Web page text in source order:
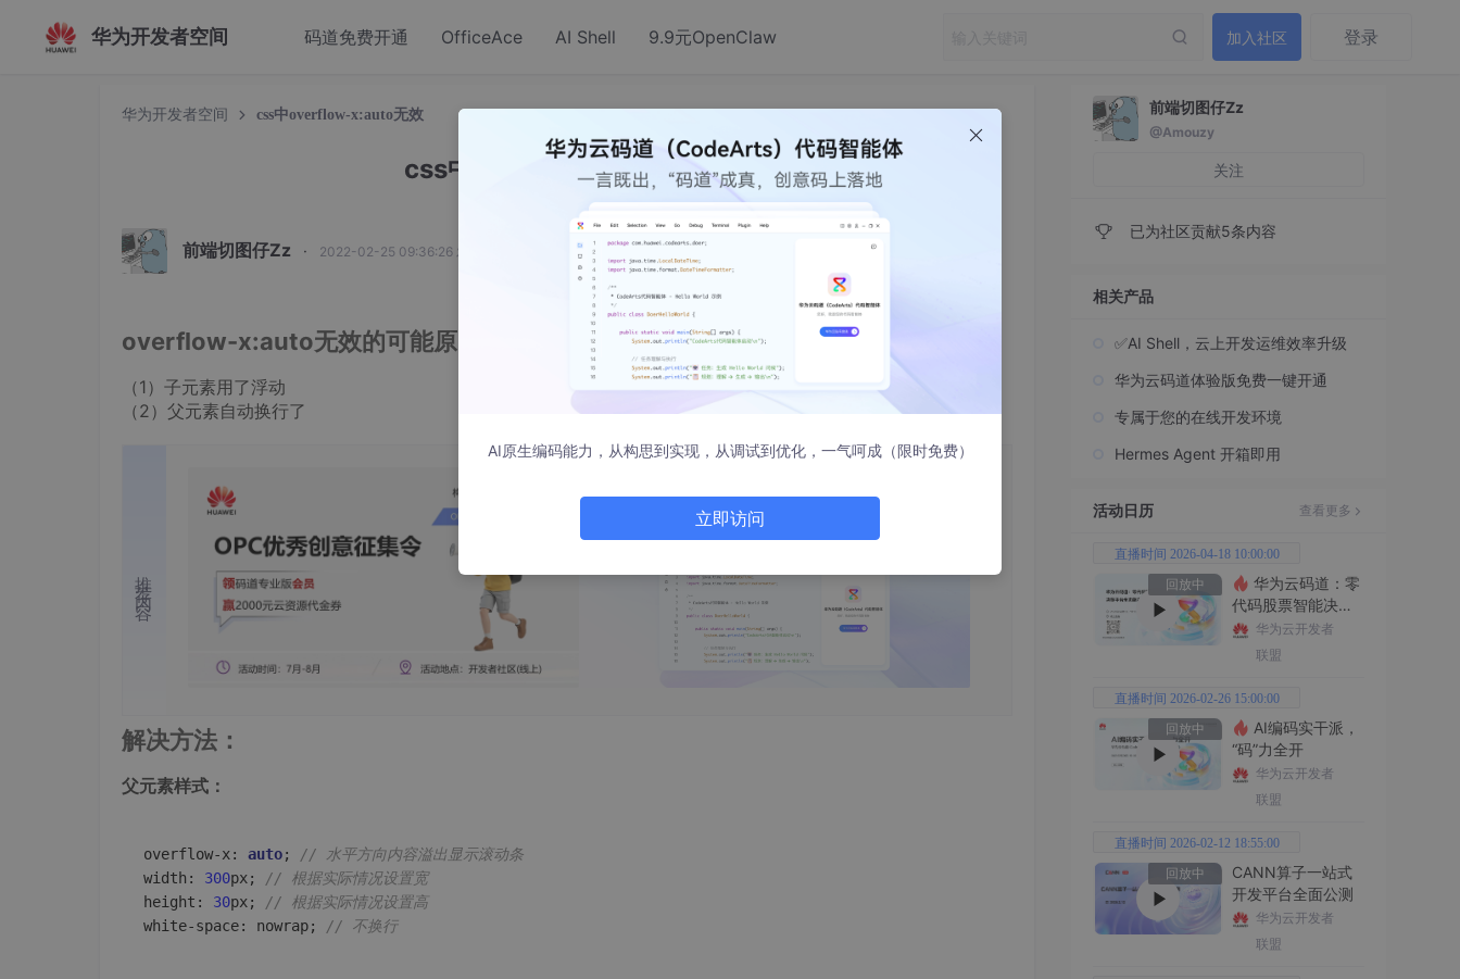
华为开发者空间 码道免费开通 OfficeAce AI Shell 9.9元OpenClaw 加入社区 登录
华为开发者空间 css中overflow-x:auto无效
css中overflow-x:auto无效
前端切图仔Zz · 2022-02-25 09:36:26 发布
overflow-x:auto无效的可能原因：
（1）子元素用了浮动
（2）父元素自动换行了
推荐内容
解决方法：
父元素样式：
overflow-x: auto;
// 水平方向内容溢出显示滚动条
width: 300px;
// 根据实际情况设置宽
height: 30px;
// 根据实际情况设置高
white-space: nowrap;
// 不换行
前端切图仔Zz
@Amouzy
关注
已为社区贡献5条内容
相关产品
✅AI Shell，云上开发运维效率升级
华为云码道体验版免费一键开通
专属于您的在线开发环境
Hermes Agent 开箱即用
活动日历 查看更多
直播时间 2026-04-18 10:00:00
回放中
代码股票智能决策
平台全功能实战
华为云开发者
联盟
直播时间 2026-02-26 15:00:00
回放中
“码”力全开
华为云开发者
联盟
直播时间 2026-02-12 18:55:00
回放中
CANN算子一站式
开发平台全面公测
华为云开发者
联盟
AI原生编码能力，从构思到实现，从调试到优化，一气呵成（限时免费）
立即访问